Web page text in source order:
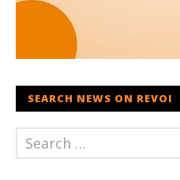
SEARCH NEWS ON REVOI